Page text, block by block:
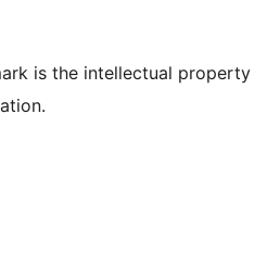
is the intellectual property